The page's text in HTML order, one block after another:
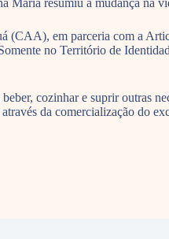
Maria resumiu a mudança na
(CAA), em parceria com a
no Território de
cozinhar e suprir outras
da comercialização do